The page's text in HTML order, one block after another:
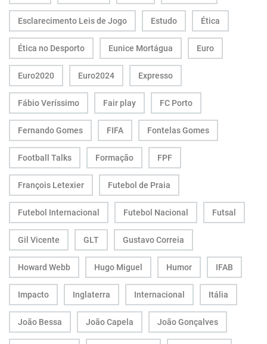
Esclarecimento Leis de Jogo Estudo Ética
Ética no Desporto Eunice Mortágua Euro
Euro2020 Euro2024 Expresso
Fábio Veríssimo Fair play FC Porto
Fernando Gomes FIFA Fontelas Gomes
Football Talks Formação FPF
François Letexier Futebol de Praia
Futebol Internacional Futebol Nacional Futsal
Gil Vicente GLT Gustavo Correia
Howard Webb Hugo Miguel Humor IFAB
Impacto Inglaterra Internacional Itália
João Bessa João Capela João Gonçalves